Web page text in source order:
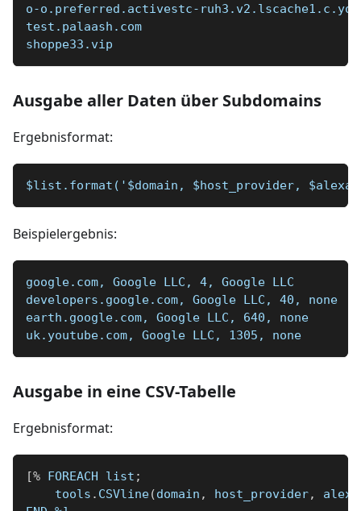
o-o.preferred.activestc-
test.palaash.com
shoppe33.vip
Ausgabe aller Daten über Subdomains
Ergebnisformat:
$list.format('$domain, $host_provider,
Beispielergebnis:
google.com, Google LLC, 4, Google LLC
developers.google.com, Google LLC, 40, none
earth.google.com, Google LLC, 640, none
uk.youtube.com, Google LLC, 1305, none
Ausgabe in eine CSV-Tabelle
Ergebnisformat:
[% FOREACH list ;
    tools
. CSVline(domain , host_provider,